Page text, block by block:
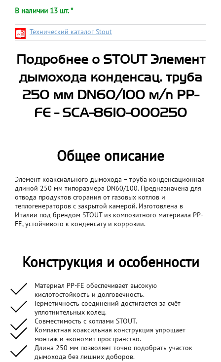
В наличии 13 шт. *
Технический каталог Stout
Подробнее о STOUT Элемент
дымохода конденсац. труба
250 мм DN60/100 м/п PP-
FE - SCA-8610-000250
Общее описание
Элемент коаксиального дымохода – труба конденсационная
длиной 250 мм типоразмера DN60/100. Предназначена для
отвода продуктов сгорания от газовых котлов и
теплогенераторов с закрытой камерой. Изготовлена в
Италии под брендом STOUT из композитного материала PP-
FE, устойчивого к конденсату и коррозии.
Конструкция и особенности
Материал PP-FE обеспечивает высокую
кислотостойкость и долговечность.
Герметичность соединений достигается за счёт
уплотнительных колец.
Совместимость с котлами STOUT.
Компактная коаксильная конструкция упрощает
монтаж и экономит пространство.
Длина 250 мм позволяет точно подобрать участок
дымохода без лишних доборов.